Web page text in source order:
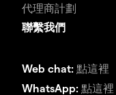
代理商計劃
聯繫我們
Web chat: 點這裡
WhatsApp: 點這裡